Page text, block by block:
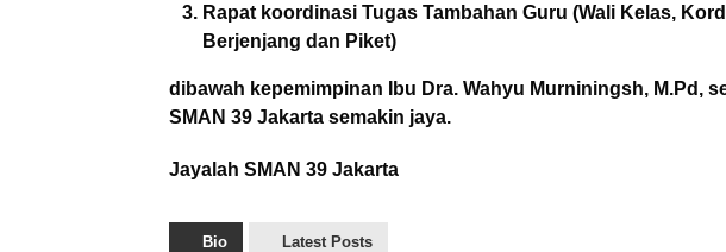
Rapat koordinasi Tugas Tambahan Guru (Wali Kelas,
Berjenjang dan Piket)
dibawah kepemimpinan Ibu Dra. Wahyu Murniningsh, M.Pd,
SMAN 39 Jakarta semakin jaya.
Jayalah SMAN 39 Jakarta
Bio Latest Posts